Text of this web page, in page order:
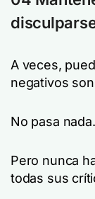
A veces,
negativos
No pasa nada.
Pero nunca
todas sus